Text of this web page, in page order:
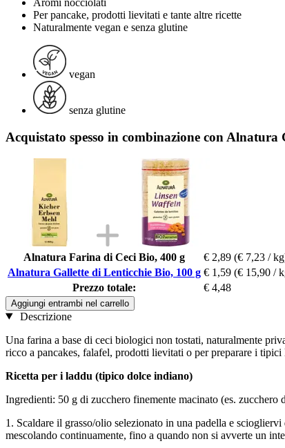
Aromi nocciolati
Per pancake, prodotti lievitati e tante altre ricette
Naturalmente vegan e senza glutine
vegan
senza glutine
Acquistato spesso in combinazione con
Alnatura Farina di Ceci Bio, 400 g € 2,89 (€ 7,23 /
Alnatura Gallette di Lenticchie Bio, 100 g € 1,59 (€ 15,90 /
Prezzo totale:
€ 4,48
Aggiungi entrambi nel carrello
Descrizione
Una farina a base di ceci biologici non tostati, naturalmente
ricco a pancakes, falafel, prodotti lievitati o per preparare i
Ricetta per i laddu (tipico dolce indiano)
Ingredienti: 50 g di zucchero finemente macinato (es.
1. Scaldare il grasso/olio selezionato in una padella e
mescolando continuamente, fino a quando non si avverte un